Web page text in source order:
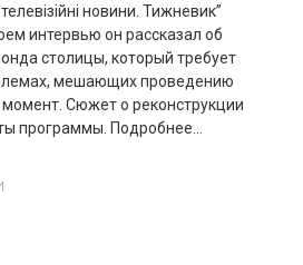
новини. Тижневик”
интервью он рассказал об
столицы, который требует
мешающих проведению
Сюжет о реконструкции
программы. Подробнее…